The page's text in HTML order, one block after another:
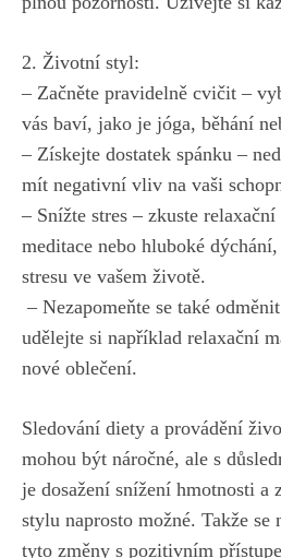
2. Životní styl:
– Začněte pravidelně ⁣cvičit –
vás‌ baví, jako je jóga, běhání
– Získejte dostatek spánku –
mít negativní ‌vliv na vaši
– Snížte stres – zkuste
meditace⁤ nebo hluboké
stresu⁢ ve⁢ vašem‌ životě.
– Nezapomeňte se také
udělejte si například relaxační
nové​ oblečení.
Sledování diety a provádění
mohou být náročné,⁣ ale s⁢
je dosažení snížení hmotnosti a
stylu naprosto možné. Takže
tyto ‍změny s pozitivním